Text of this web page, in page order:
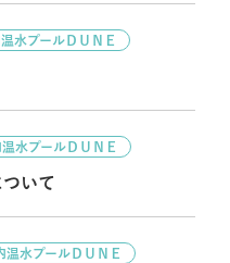
水プールＤＵＮＥ
水プールＤＵＮＥ
いて
温水プールＤＵＮＥ